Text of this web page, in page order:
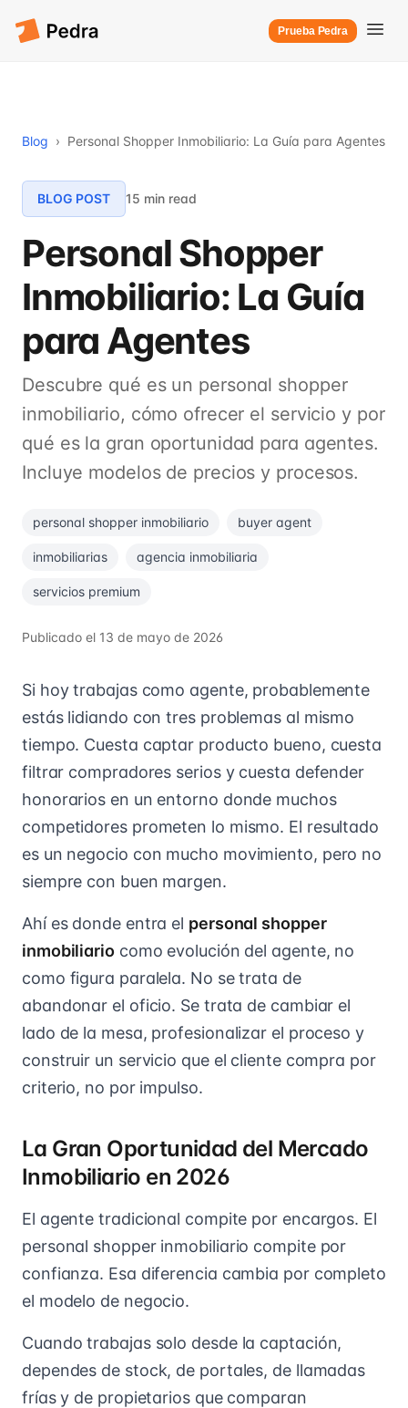
Prueba Pedra
Blog › Personal Shopper Inmobiliario: La Guía para Agentes
BLOG POST 15 min read
Personal Shopper
Inmobiliario: La Guía
para Agentes
Descubre qué es un personal shopper
inmobiliario, cómo ofrecer el servicio y por
qué es la gran oportunidad para agentes.
Incluye modelos de precios y procesos.
personal shopper inmobiliario buyer agent
inmobiliarias agencia inmobiliaria
servicios premium
Publicado el 13 de mayo de 2026
Si hoy trabajas como agente, probablemente
estás lidiando con tres problemas al mismo
tiempo. Cuesta captar producto bueno, cuesta
filtrar compradores serios y cuesta defender
honorarios en un entorno donde muchos
competidores prometen lo mismo. El resultado
es un negocio con mucho movimiento, pero no
siempre con buen margen.
Ahí es donde entra el personal shopper
inmobiliariocomo evolución del agente, no
como figura paralela. No se trata de
abandonar el oficio. Se trata de cambiar el
lado de la mesa, profesionalizar el proceso y
construir un servicio que el cliente compra por
criterio, no por impulso.
La Gran Oportunidad del Mercado
Inmobiliario en 2026
El agente tradicional compite por encargos. El
personal shopper inmobiliario compite por
confianza. Esa diferencia cambia por completo
el modelo de negocio.
Cuando trabajas solo desde la captación,
dependes de stock, de portales, de llamadas
frías y de propietarios que comparan